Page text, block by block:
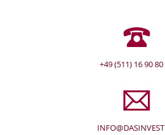
+49 (511) 16 90